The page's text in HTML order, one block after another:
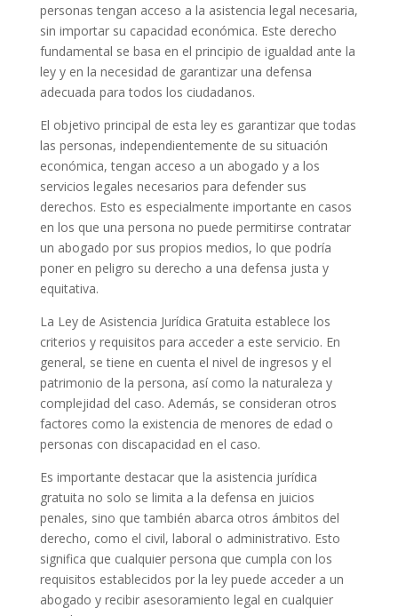
personas tengan acceso a la asistencia legal necesaria,
sin importar su capacidad económica. Este derecho
fundamental se basa en el principio de igualdad ante la
ley y en la necesidad de garantizar una defensa
adecuada para todos los ciudadanos.
El objetivo principal de esta ley es garantizar que todas
las personas, independientemente de su situación
económica, tengan acceso a un abogado y a los
servicios legales necesarios para defender sus
derechos. Esto es especialmente importante en casos
en los que una persona no puede permitirse contratar
un abogado por sus propios medios, lo que podría
poner en peligro su derecho a una defensa justa y
equitativa.
La Ley de Asistencia Jurídica Gratuita establece los
criterios y requisitos para acceder a este servicio. En
general, se tiene en cuenta el nivel de ingresos y el
patrimonio de la persona, así como la naturaleza y
complejidad del caso. Además, se consideran otros
factores como la existencia de menores de edad o
personas con discapacidad en el caso.
Es importante destacar que la asistencia jurídica
gratuita no solo se limita a la defensa en juicios
penales, sino que también abarca otros ámbitos del
derecho, como el civil, laboral o administrativo. Esto
significa que cualquier persona que cumpla con los
requisitos establecidos por la ley puede acceder a un
abogado y recibir asesoramiento legal en cualquier